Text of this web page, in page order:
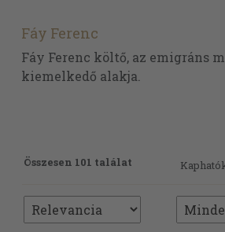
Fáy Ferenc
Fáy Ferenc költő, az emigráns
kiemelkedő alakja.
Összesen 101 találat